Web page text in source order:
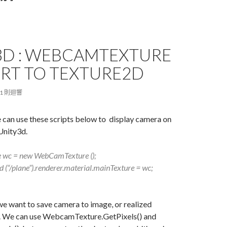
: WEBCAMTEXTURE
TO TEXTURE2D
1 則迴響
can use these scripts below to display camera on
wc = new WebCamTexture ();
plane”).renderer.material.mainTexture = wc;
want to save camera to image, or realized
can use WebcamTexture.GetPixels() and